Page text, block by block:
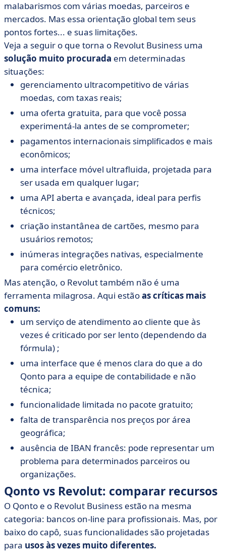
malabarismos com várias moedas, parceiros e
mercados. Mas essa orientação global tem seus
pontos fortes... e suas limitações.
Veja a seguir o que torna o Revolut Business uma
solução muito procurada em determinadas
situações:
gerenciamento ultracompetitivo de várias
moedas, com taxas reais;
uma oferta gratuita, para que você possa
experimentá-la antes de se comprometer;
pagamentos internacionais simplificados e mais
econômicos;
uma interface móvel ultrafluida, projetada para
ser usada em qualquer lugar;
uma API aberta e avançada, ideal para perfis
técnicos;
criação instantânea de cartões, mesmo para
usuários remotos;
inúmeras integrações nativas, especialmente
para comércio eletrônico.
Mas atenção, o Revolut também não é uma
ferramenta milagrosa. Aqui estãoas críticas mais
comuns:
um serviço de atendimento ao cliente que às
vezes é criticado por ser lento (dependendo da
fórmula) ;
uma interface que é menos clara do que a do
Qonto para a equipe de contabilidade e não
técnica;
funcionalidade limitada no pacote gratuito;
falta de transparência nos preços por área
geográfica;
ausência de IBAN francês: pode representar um
problema para determinados parceiros ou
organizações.
Qonto vs Revolut: comparar recursos
O Qonto e o Revolut Business estão na mesma
categoria: bancos on-line para profissionais. Mas, por
baixo do capô, suas funcionalidades são projetadas
para usos às vezes muito diferentes.